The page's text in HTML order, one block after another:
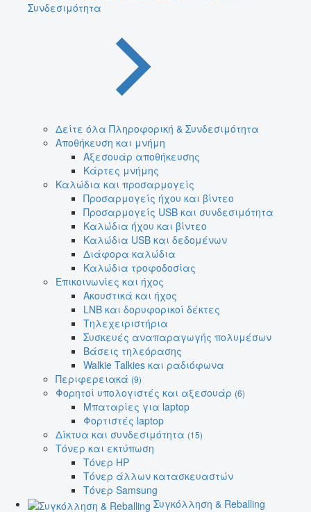
Συνδεσιμότητα
Δείτε όλα Πληροφορική & Συνδεσιμότητα
Αποθήκευση και μνήμη
Αξεσουάρ αποθήκευσης
Κάρτες μνήμης
Καλώδια και προσαρμογείς
Προσαρμογείς ήχου και βίντεο
Προσαρμογείς USB και συνδεσιμότητα
Καλώδια ήχου και βίντεο
Καλώδια USB και δεδομένων
Διάφορα καλώδια
Καλώδια τροφοδοσίας
Επικοινωνίες και ήχος
Ακουστικά και ήχος
LNB και δορυφορικοί δέκτες
Τηλεχειριστήρια
Συσκευές αναπαραγωγής πολυμέσων
Βάσεις τηλεόρασης
Walkie Talkies και ραδιόφωνα
Περιφερειακά (9)
Φορητοί υπολογιστές και αξεσουάρ (6)
Μπαταρίες για laptop
Φορτιστές laptop
Δίκτυα και συνδεσιμότητα (15)
Τόνερ και εκτύπωση
Τόνερ HP
Τόνερ άλλων κατασκευαστών
Τόνερ Samsung
Συγκόλληση & Reballing